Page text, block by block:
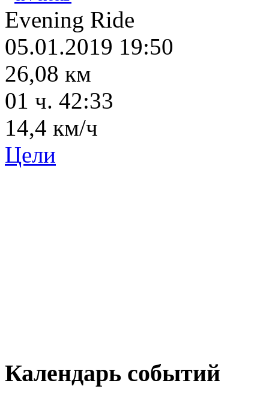
Evening Ride
05.01.2019 19:50
26,08 км
01 ч. 42:33
14,4 км/ч
Цели
Календарь событий